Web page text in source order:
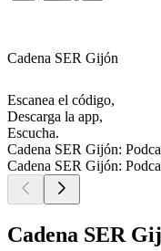
Cadena SER Gijón
Escanea el código,
Descarga la app,
Escucha.
Cadena SER Gijón:
Cadena SER Gijón:
Cadena SER